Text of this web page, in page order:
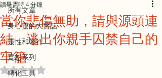
所有文章
身心靈的大實話
靈性和修行
寬恕系列
轉化工具
當你悲傷無助，請與源頭連
結，逃出你親手囚禁自己的
牢籠
讀畢需時 4 分鐘
評等為 NaN（最高為 5 顆星）。